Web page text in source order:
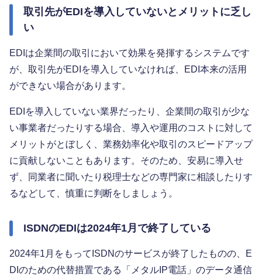
取引先がEDIを導入していないとメリットに乏し
い
EDIは企業間の取引において効果を発揮するシステムです
が、取引先がEDIを導入していなければ、EDI本来の活用
ができない場合があります。
EDIを導入していない業界だったり、企業間の取引が少な
い事業者だったりする場合、導入や運用のコストに対して
メリットがとぼしく、業務効率化や取引のスピードアップ
に貢献しないこともあります。そのため、安易に導入せ
ず、同業者に聞いたり税理士などの専門家に相談したりす
るなどして、慎重に判断をしましょう。
ISDNのEDIは2024年1月で終了している
2024年1月をもってISDNのサービスが終了したものの、E
DIのための代替措置である「メタルIP電話」のデータ通信